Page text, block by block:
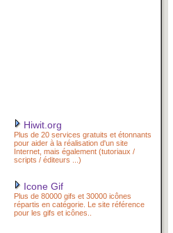
Hiwit.org
Plus de 20 services gratuits et étonnants
pour aider à la réalisation d'un site
Internet, mais également (tutoriaux /
scripts / éditeurs ...)
Icone Gif
Plus de 80000 gifs et 30000 icônes
répartis en catégorie. Le site référence
pour les gifs et icônes..